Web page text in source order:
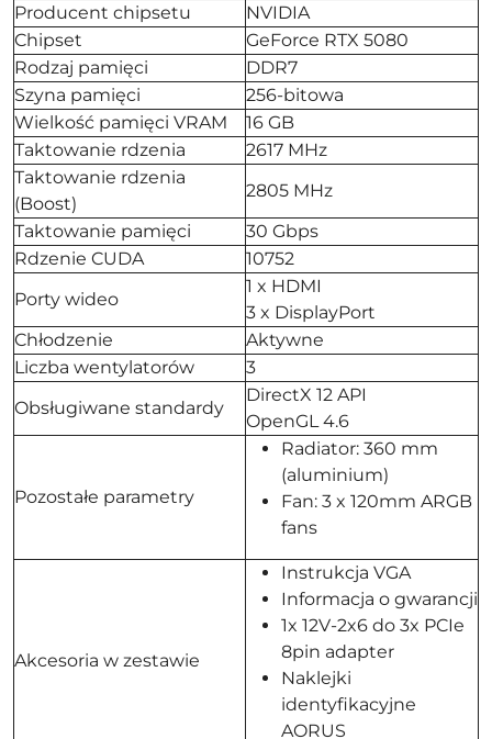
Producent chipsetu
NVIDIA
Chipset
GeForce RTX 5080
Rodzaj pamięci
DDR7
Szyna pamięci
256-bitowa
Wielkość pamięci VRAM
16 GB
Taktowanie rdzenia
2617 MHz
Taktowanie rdzenia
(Boost)
2805 MHz
Taktowanie pamięci
30 Gbps
Rdzenie CUDA
10752
Porty wideo
1 x HDMI
3 x DisplayPort
Chłodzenie
Aktywne
Liczba wentylatorów
3
Obsługiwane standardy
DirectX 12 API
OpenGL 4.6
Pozostałe parametry
Radiator: 360 mm
(aluminium)
Fan: 3 x 120mm ARGB
fans
Akcesoria w zestawie
Instrukcja VGA
Informacja o gwarancji
1x 12V-2x6 do 3x PCIe
8pin adapter
Naklejki
identyfikacyjne
AORUS